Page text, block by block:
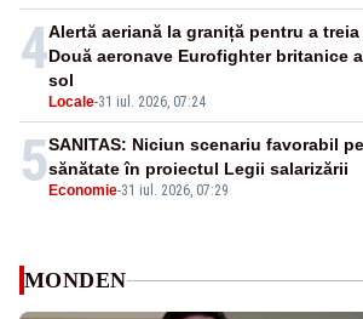
4
Locale-31 iul. 2026, 07:24
Alertă aeriană la graniță pentru a
Două aeronave Eurofighter britanice
sol
5 Economie-31 iul. 2026, 07:29
SANITAS: Niciun scenariu favorabil
sănătate în proiectul Legii salarizării
MONDEN